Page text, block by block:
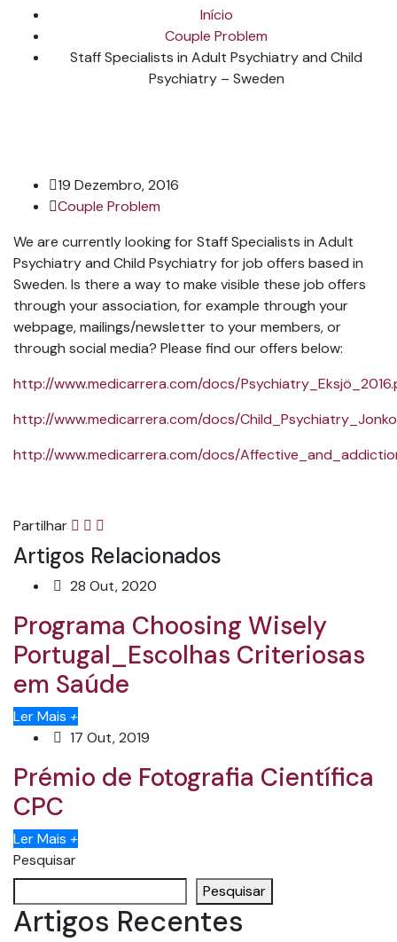
Início
Couple Problem
Staff Specialists in Adult Psychiatry and Child
Psychiatry – Sweden
19 Dezembro, 2016
Couple Problem
We are currently looking for Staff Specialists in Adult
Psychiatry and Child Psychiatry for job offers based in
Sweden. Is there a way to make visible these job offers
through your association, for example through your
webpage, mailings/newsletter to your members, or
through social media? Please find our offers below:
http://www.medicarrera.com/docs/
http://www.medicarrera.com/docs/
http://www.medicarrera.com/docs/
Partilhar
Artigos Relacionados
28 Out, 2020
Programa Choosing Wisely
Portugal_Escolhas Criteriosas
em Saúde
Ler Mais +
17 Out, 2019
Prémio de Fotografia Científica
CPC
Ler Mais +
Pesquisar
Pesquisar
Artigos Recentes